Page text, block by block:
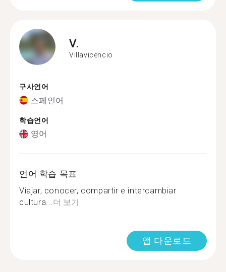
V.
Villavicencio
구사언어
스페인어
학습언어
영어
언어 학습 목표
Viajar, conocer, compartir e intercambiar
cultura...더 보기
앱 다운로드